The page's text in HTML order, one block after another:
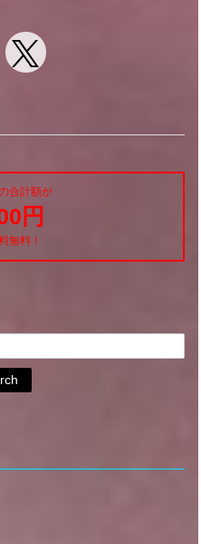
合計額が
円
無料！